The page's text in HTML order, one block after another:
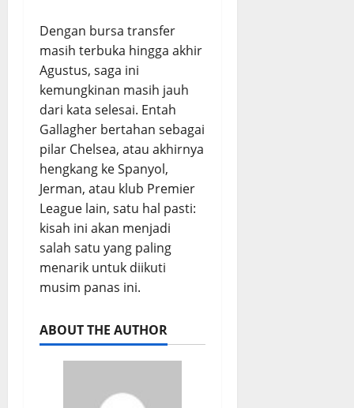
Dengan bursa transfer
masih terbuka hingga akhir
Agustus, saga ini
kemungkinan masih jauh
dari kata selesai. Entah
Gallagher bertahan sebagai
pilar Chelsea, atau akhirnya
hengkang ke Spanyol,
Jerman, atau klub Premier
League lain, satu hal pasti:
kisah ini akan menjadi
salah satu yang paling
menarik untuk diikuti
musim panas ini.
ABOUT THE AUTHOR